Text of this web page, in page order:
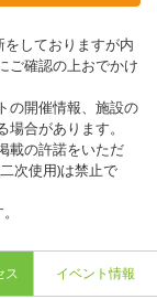
しておりますが内
ご確認の上おでかけ
の開催情報、施設の
合があります。
載の許諾をいただ
次使用)は禁止で
ス イベント情報